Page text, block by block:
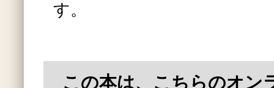
す。
この本は、こちらのオン